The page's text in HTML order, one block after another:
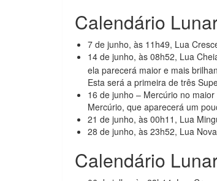
Calendário
7 de junho, às 11h49, Lua
14 de junho, às 08h52, Lua
ela parecerá maior e mais
Esta será a primeira de três
16 de junho – Mercúrio no
Mercúrio, que aparecerá um
21 de junho, às 00h11, Lua
28 de junho, às 23h52, Lua Nova
Calendário